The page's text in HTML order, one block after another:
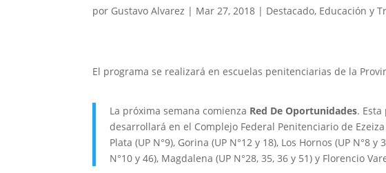
por Gustavo Alvarez | Mar 27, 2018 | Destacado, Educación y
El programa se realizará en escuelas penitenciarias de la
La próxima semana comienza Red De Oportunidades.
desarrollará en el Complejo Federal Penitenciario de
Plata (UP N°9), Gorina (UP N°12 y 18), Los Hornos (UP N°8
N°10 y 46), Magdalena (UP N°28, 35, 36 y 51) y Florencio